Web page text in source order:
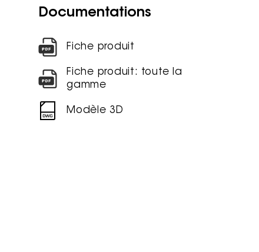
Documentations
Fiche produit
Fiche produit: toute la
gamme
Modèle 3D